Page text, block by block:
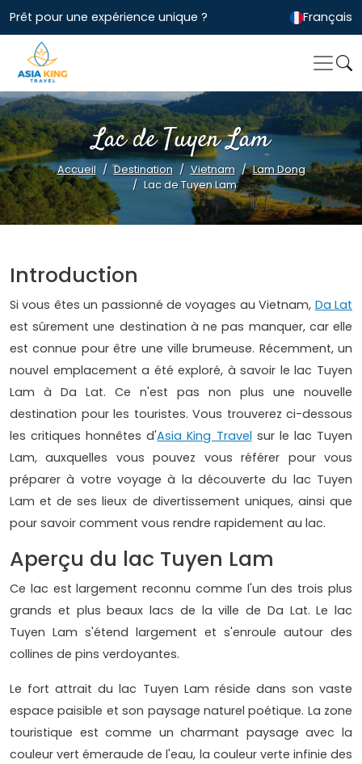
Prêt pour une expérience unique ? Français
Lac de Tuyen Lam
Accueil Destination Vietnam
Lam Dong
Lac de Tuyen Lam
Introduction
Si vous êtes un passionné de voyages au Vietnam, Da Lat
est sûrement une destination à ne pas manquer, car elle
est connue pour être une ville brumeuse. Récemment, un
nouvel emplacement a été exploré, à savoir le lac Tuyen
Lam à Da Lat. Ce n'est pas non plus une nouvelle
destination pour les touristes. Vous trouverez ci-dessous
les critiques honnêtes d'Asia King Travel sur le lac Tuyen
Lam, auxquelles vous pouvez vous référer pour vous
préparer à votre voyage à la découverte du lac Tuyen
Lam et de ses lieux de divertissement uniques, ainsi que
pour savoir comment vous rendre rapidement au lac.
Aperçu du lac Tuyen Lam
Ce lac est largement reconnu comme l'un des trois plus
grands et plus beaux lacs de la ville de Da Lat. Le lac
Tuyen Lam s'étend largement et s'enroule autour des
collines de pins verdoyantes.
Le fort attrait du lac Tuyen Lam réside dans son vaste
espace paisible et son paysage naturel poétique. La zone
touristique est comme un charmant paysage avec la
couleur vert émeraude de l'eau, la couleur verte infinie des